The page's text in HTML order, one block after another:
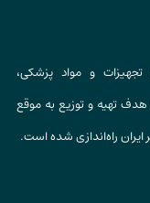
تجهیزات و مواد پزشکی،
هدف تهیه و توزیع به موقع
راه‌اندازی شده است.